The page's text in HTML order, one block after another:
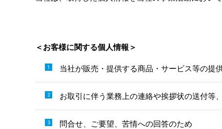
＜お客様に関する個人情報＞
当社が販売・提供する商品・サービス等の提
お取引に伴う業務上の連絡や挨拶状の送付等
問合せ、ご要望、苦情への回答のため